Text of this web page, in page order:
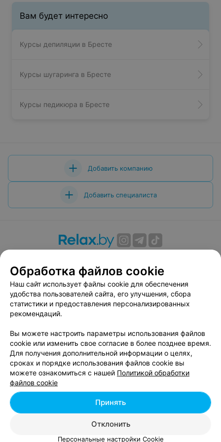
Вам будет интересно
Курсы депиляции в Бресте
Курсы шугаринга в Бресте
Курсы педикюра в Бресте
Добавить компанию
Добавить специалиста
Вакансии
Публичный договор
Способы оплаты
Публичный договор по использованию сервиса
«Афиша»
Пользовательское соглашение
Связаться по вопросам сотрудничества
Написать руководителю relax.by
Персональные настройки cookie
Обработка персональных данных
© 2026 ООО «Артокс Лаб», УНП 191700409, регистрирующий орган -
| 220012, Республика Беларусь, г. Минск,
Обработка файлов cookie
Наш сайт использует файлы cookie для обеспечения
удобства пользователей сайта, его улучшения, сбора
статистики и предоставления персонализированных
рекомендаций.
Вы можете настроить параметры использования файлов
cookie или изменить свое согласие в более позднее время.
Для получения дополнительной информации о целях,
сроках и порядке использования файлов cookie вы
можете ознакомиться с нашей Политикой обработки
файлов cookie
Отклонить
Принять
Персональные настройки Cookie